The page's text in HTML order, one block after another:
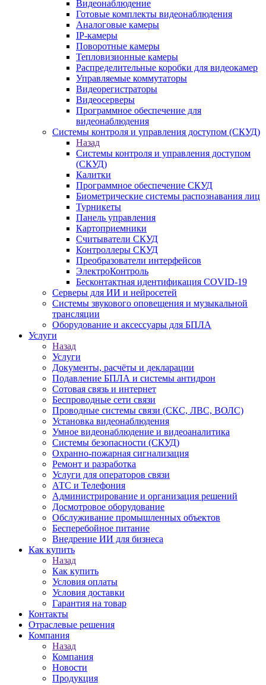
Видеонаблюдение
Готовые комплекты видеонаблюдения
Аналоговые камеры
IP-камеры
Поворотные камеры
Тепловизионные камеры
Распределительные коробки для видеокамер
Управляемые коммутаторы
Видеорегистраторы
Видеосерверы
Программное обеспечение для
видеонаблюдения
Системы контроля и управления доступом (СКУД)
Назад
Системы контроля и управления доступом
(СКУД)
Калитки
Программное обеспечение СКУД
Биометрические системы распознавания лиц
Турникеты
Панель управления
Картоприемники
Считыватели СКУД
Контроллеры СКУД
Преобразователи интерфейсов
ЭлектроКонтроль
Бесконтактная идентификация COVID-19
Серверы для ИИ и нейросетей
Системы звукового оповещения и музыкальной
трансляции
Оборудование и аксессуары для БПЛА
Услуги
Назад
Услуги
Документы, расчёты и декларации
Подавление БПЛА и системы антидрон
Сотовая связь и интернет
Беспроводные сети связи
Проводные системы связи (СКС, ЛВС, ВОЛС)
Установка видеонаблюдения
Умное видеонаблюдение и видеоаналитика
Системы безопасности (СКУД)
Охранно-пожарная сигнализация
Ремонт и разработка
Услуги для операторов связи
АТС и Телефония
Администрирование и организация решений
Досмотровое оборудование
Обслуживание промышленных объектов
Бесперебойное питание
Внедрение ИИ для бизнеса
Как купить
Назад
Как купить
Условия оплаты
Условия доставки
Гарантия на товар
Контакты
Отраслевые решения
Компания
Назад
Компания
Новости
Продукция